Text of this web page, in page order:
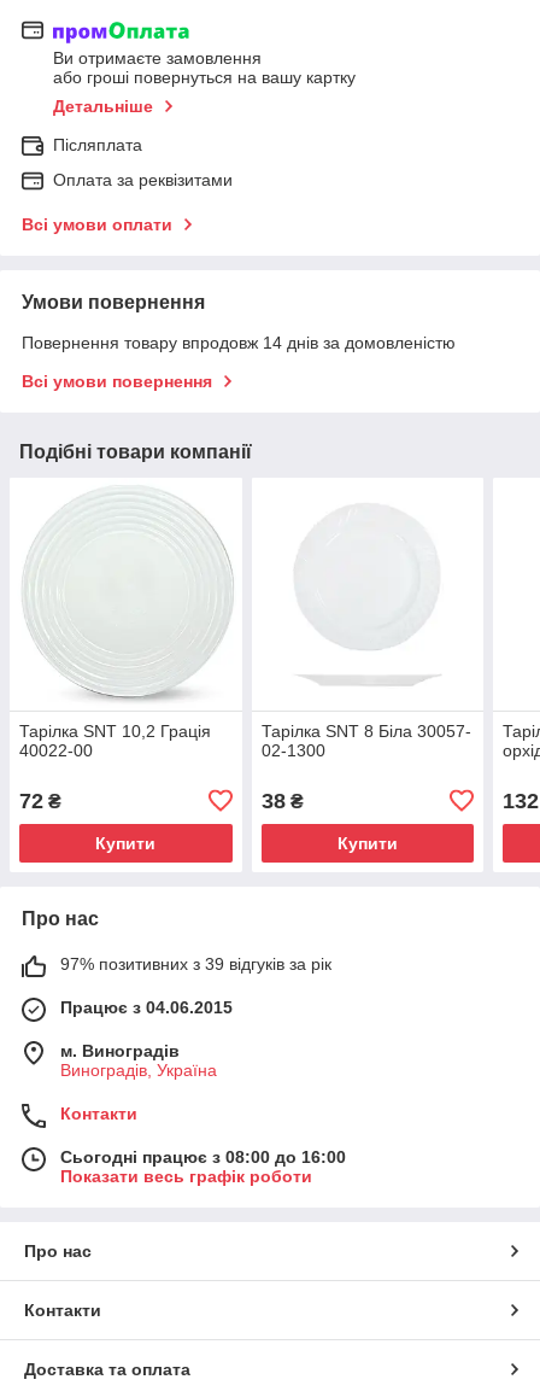
Ви отримаєте замовлення
або гроші повернуться на вашу картку
Детальніше
Післяплата
Оплата за реквізитами
Всі умови оплати
Умови повернення
Повернення товару впродовж 14 днів за домовленістю
Всі умови повернення
Подібні товари компанії
Тарілка SNT 10,2 Грація
40022-00
72 ₴
Купити
Тарілка SNT 8 Біла 30057-
02-1300
38₴
Купити
132
Про нас
97% позитивних з 39 відгуків за рік
Працює з 04.06.2015
м. Виноградів
Виноградів, Україна
Контакти
Сьогодні працює з 08:00 до 16:00
Показати весь графік роботи
Про нас
Контакти
Доставка та оплата